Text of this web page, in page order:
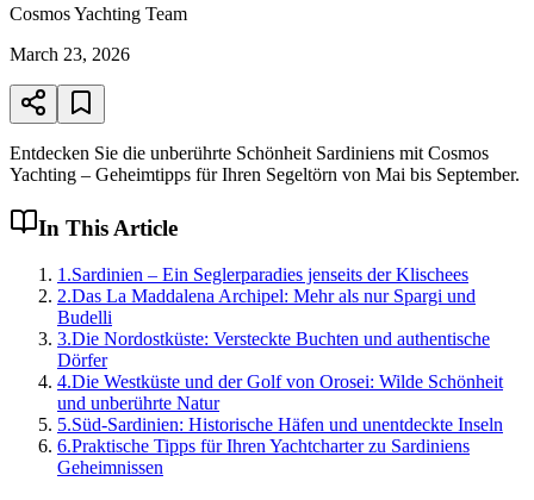
Cosmos Yachting Team
March 23, 2026
Entdecken Sie die unberührte Schönheit Sardiniens mit Cosmos
Yachting – Geheimtipps für Ihren Segeltörn von Mai bis September.
In This Article
1 .Sardinien – Ein Seglerparadies jenseits der Klischees
2.Das La Maddalena Archipel: Mehr als nur Spargi und
Budelli
3.Die Nordostküste: Versteckte Buchten und authentische
Dörfer
4.Die Westküste und der Golf von Orosei: Wilde Schönheit
und unberührte Natur
5.Süd-Sardinien: Historische Häfen und unentdeckte Inseln
6.Praktische Tipps für Ihren Yachtcharter zu Sardiniens
Geheimnissen